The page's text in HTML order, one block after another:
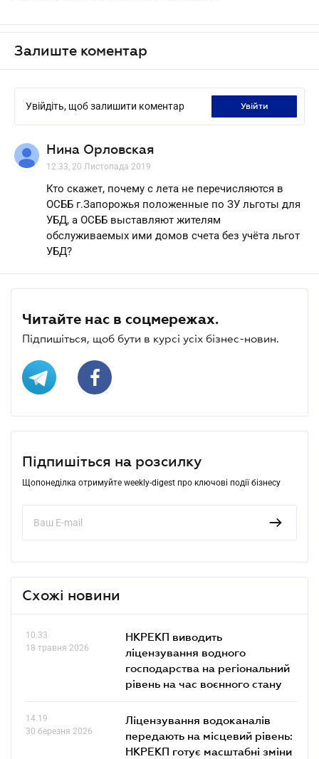
Залиште коментар
Увійдіть, щоб залишити коментар увійти
Нина Орловская
12.33, 20 Листопада 2019
Кто скажет, почему с лета не перечисляются в
ОСББ г.Запорожья положенные по ЗУ льготы для
УБД, а ОСББ выставляют жителям
обслуживаемых ими домов счета без учёта льгот
УБД?
Читайте нас в соцмережах.
Підпишіться, щоб бути в курсі усіх бізнес-новин.
Підпишіться на розсилку
Щопонеділка отримуйте weekly-digest про ключові події бізнесу
Схожі новини
10.33
18 травня 2026
НКРЕКП виводить
ліцензування водного
господарства на регіональний
рівень на час воєнного стану
14.19
30 березня 2026
Ліцензування водоканалів
передають на місцевий рівень:
НКРЕКП готує масштабні зміни